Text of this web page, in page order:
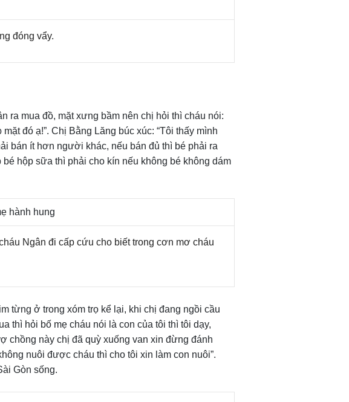
đóng vẩy.
ra mua đồ, mặt xưng bầm nên chị hỏi thì cháu nói:
đó ạ!”. Chị Bằng Lăng búc xúc: “Tôi thấy mình
bán ít hơn người khác, nếu bán đủ thì bé phải ra
hộp sữa thì phải cho kín nếu không bé không dám
Ngân đi cấp cứu cho biết trong cơn mơ cháu
từng ở trong xóm trọ kể lại, khi chị đang ngồi cầu
thì hỏi bố mẹ cháu nói là con của tôi thì tôi dạy,
chồng này chị đã quỳ xuống van xin đừng đánh
nuôi được cháu thì cho tôi xin làm con nuôi”.
Gòn sống.